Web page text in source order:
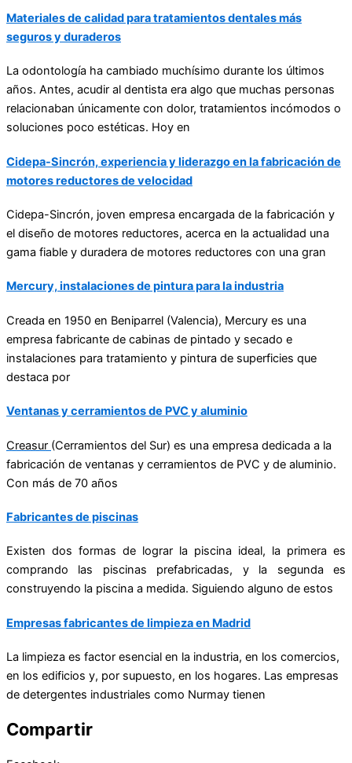
Materiales de calidad para tratamientos dentales más
seguros y duraderos
La odontología ha cambiado muchísimo durante los últimos
años. Antes, acudir al dentista era algo que muchas personas
relacionaban únicamente con dolor, tratamientos incómodos o
soluciones poco estéticas. Hoy en
Cidepa-Sincrón, experiencia y liderazgo en la fabricación de
motores reductores de velocidad
Cidepa-Sincrón, joven empresa encargada de la fabricación y
el diseño de motores reductores, acerca en la actualidad una
gama fiable y duradera de motores reductores con una gran
Mercury, instalaciones de pintura para la industria
Creada en 1950 en Beniparrel (Valencia), Mercury es una
empresa fabricante de cabinas de pintado y secado e
instalaciones para tratamiento y pintura de superficies que
destaca por
Ventanas y cerramientos de PVC y aluminio
Creasur (Cerramientos del Sur) es una empresa dedicada a la
fabricación de ventanas y cerramientos de PVC y de aluminio.
Con más de 70 años
Fabricantes de piscinas
Existen dos formas de lograr la piscina ideal, la primera es
comprando las piscinas prefabricadas, y la segunda es
construyendo la piscina a medida. Siguiendo alguno de estos
Empresas fabricantes de limpieza en Madrid
La limpieza es factor esencial en la industria, en los comercios,
en los edificios y, por supuesto, en los hogares. Las empresas
de detergentes industriales como Nurmay tienen
Compartir